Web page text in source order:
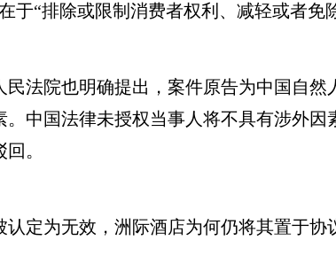
于“排除或限制消费者权利、减轻或者免
院也明确提出，案件原告为中国自然
中国法律未授权当事人将不具有涉外
。
为无效，洲际酒店为何仍将其置于协